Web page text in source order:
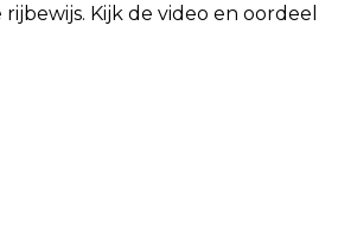
Kijk de video en oordeel